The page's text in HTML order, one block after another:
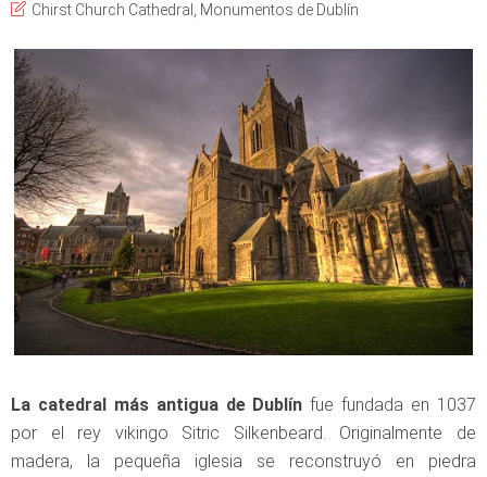
Chirst Church Cathedral Monumentos de Dublín
La catedral más antigua de Dublín fue fundada en 1037
por el rey vikingo Sitric Silkenbeard. Originalmente de
madera, la pequeña iglesia se reconstruyó en piedra